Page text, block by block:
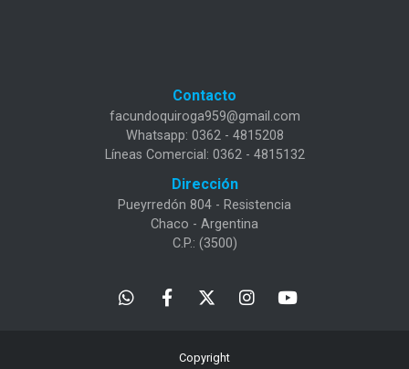
Contacto
facundoquiroga959@gmail.com
Whatsapp: 0362 - 4815208
Líneas Comercial: 0362 - 4815132
Dirección
Pueyrredón 804 - Resistencia
Chaco - Argentina
C.P.: (3500)
Copyright